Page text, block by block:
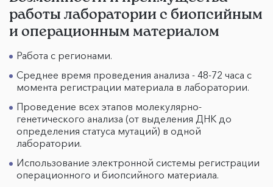
работы лаборатории с биопсийным
и операционным материалом
Работа с регионами.
Среднее время проведения анализа - 48-72 часа с
момента регистрации материала в лаборатории.
Проведение всех этапов молекулярно-
генетического анализа (от выделения ДНК до
определения статуса мутаций) в одной
лаборатории.
Использование электронной системы регистрации
операционного и биопсийного материала.